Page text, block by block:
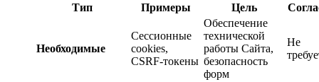
Тип Примеры Цель
Необходимые
Сессионные
cookies,
CSRF-токены
Обеспечение
технической
работы Сайта,
безопасность
форм
Не